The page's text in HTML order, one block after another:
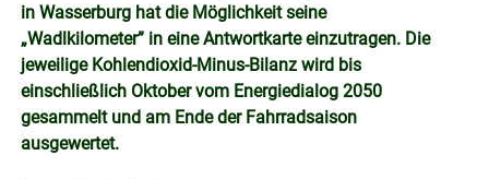
in Wasserburg hat die Möglichkeit seine
„Wadlkilometer” in eine Antwortkarte einzutragen. Die
jeweilige Kohlendioxid-Minus-Bilanz wird bis
einschließlich Oktober vom Energiedialog 2050
gesammelt und am Ende der Fahrradsaison
ausgewertet.